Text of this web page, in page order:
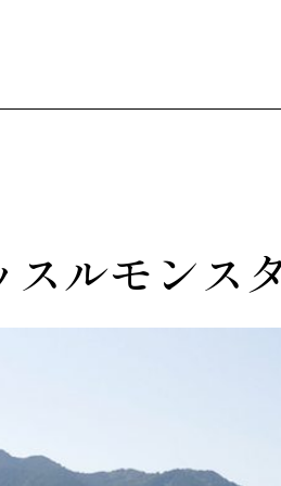
スルモンス